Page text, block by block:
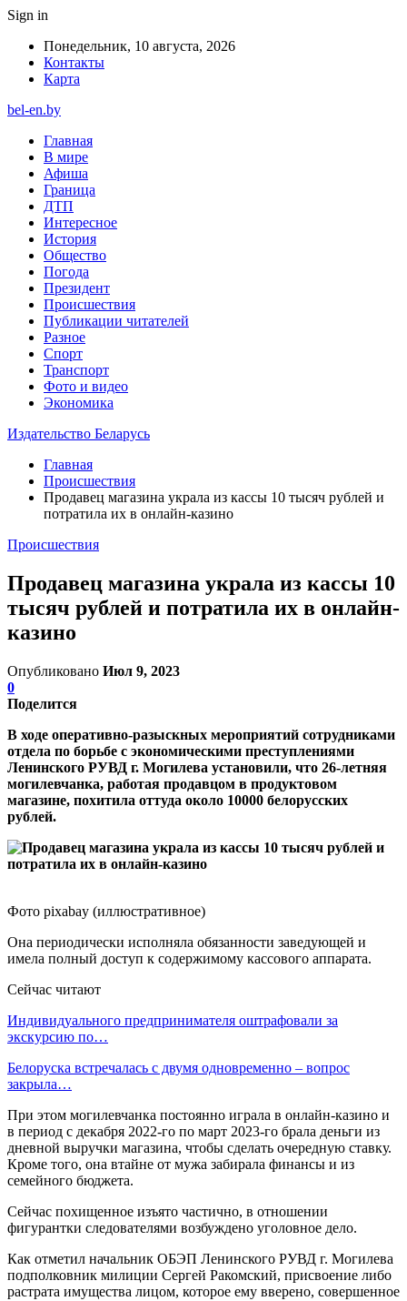
Sign in
Понедельник, 10 августа, 2026
Контакты
Карта
bel-en.by
Главная
В мире
Афиша
Граница
ДТП
Интересное
История
Общество
Погода
Президент
Происшествия
Публикации читателей
Разное
Спорт
Транспорт
Фото и видео
Экономика
Издательство Беларусь
Главная
Происшествия
Продавец магазина украла из кассы 10 тысяч рублей и
потратила их в онлайн-казино
Происшествия
Продавец магазина украла из кассы 10
тысяч рублей и потратила их в онлайн-
казино
Опубликовано Июл 9, 2023
0
Поделится
В ходе оперативно-разыскных мероприятий сотрудниками
отдела по борьбе с экономическими преступлениями
Ленинского РУВД г. Могилева установили, что 26-летняя
могилевчанка, работая продавцом в продуктовом
магазине, похитила оттуда около 10000 белорусских
рублей.
Фото pixabay (иллюстративное)
Она периодически исполняла обязанности заведующей и
имела полный доступ к содержимому кассового аппарата.
Сейчас читают
Индивидуального предпринимателя оштрафовали за
экскурсию по…
Белоруска встречалась с двумя одновременно – вопрос
закрыла…
При этом могилевчанка постоянно играла в онлайн-казино и
в период с декабря 2022-го по март 2023-го брала деньги из
дневной выручки магазина, чтобы сделать очередную ставку.
Кроме того, она втайне от мужа забирала финансы и из
семейного бюджета.
Сейчас похищенное изъято частично, в отношении
фигурантки следователями возбуждено уголовное дело.
Как отметил начальник ОБЭП Ленинского РУВД г. Могилева
подполковник милиции Сергей Ракомский, присвоение либо
растрата имущества лицом, которое ему вверено, совершенное